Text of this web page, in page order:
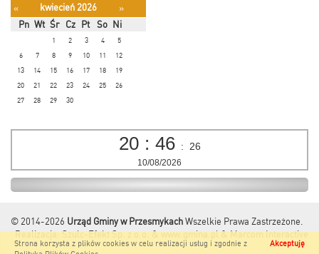
« kwiecień 2026
»
Pn Wt Śr Cz Pt So Ni
1 2 3 4
5
6
7 8 9 10 11
12
13
14 15 16 17 18
19
20
21 22 23 24 25
26
27
28 29 30
20 : 46 : 26
10/08/2026
Akceptuję
Strona korzysta z plików cookies w celu realizacji usług i zgodnie z
© 2014-2026 Urząd Gminy w Przesmykach Wszelkie Prawa Zastrzeżone.
Realizacja:Szulc-Efekt Sp. z o.o. & www.gmina.pl&Marcom Interactive